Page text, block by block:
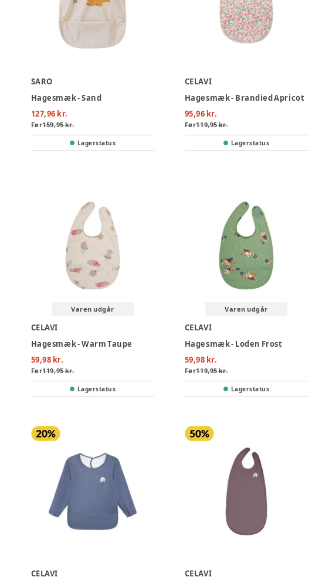
SARO
Hagesmæk - Sand
127,96 kr.
Før159,95 kr.
Lagerstatus
CELAVI
Hagesmæk - Brandied Apricot
95,96 kr.
Før119,95 kr.
Lagerstatus
Varen udgår
CELAVI
Hagesmæk - Warm Taupe
59,98 kr.
Før119,95 kr.
Lagerstatus
Varen udgår
CELAVI
Hagesmæk - Loden Frost
59,98 kr.
Før119,95 kr.
Lagerstatus
CELAVI
CELAVI